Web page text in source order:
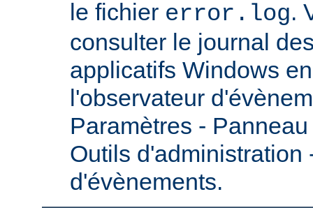
le fichier error.log.
consulter le journal
applicatifs Windows
l'observateur
Paramètres -
Outils d'administration
d'évènements.